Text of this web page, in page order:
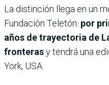
La distinción llega en un
Fundación Teletón: por
años de trayectoria de
fronterasy tendrá una
York, USA.